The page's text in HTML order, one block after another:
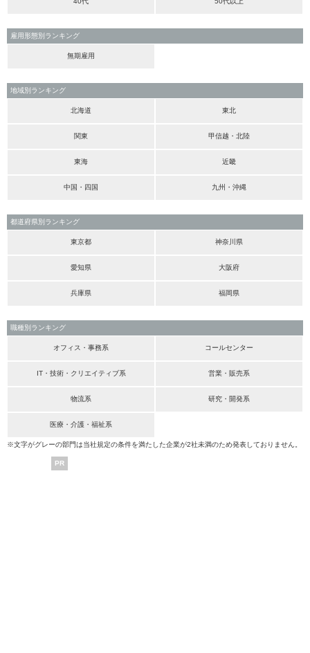
雇用形態別ランキング
無期雇用
地域別ランキング
北海道 東北
関東 甲信越・北陸
東海 近畿
中国・四国 九州・沖縄
都道府県別ランキング
東京都 神奈川県
愛知県 大阪府
兵庫県 福岡県
職種別ランキング
オフィス・事務系 コールセンター
IT・技術・クリエイティブ系 営業・販売系
物流系 研究・開発系
医療・介護・福祉系
※文字がグレーの部門は当社規定の条件を満たした企業が2社未満のため発表しておりません。
PR